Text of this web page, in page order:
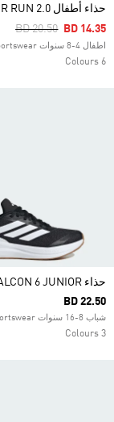
حذاء أطفال TENSAUR RUN 2.0
Price Reduced
BD 20.50ToBD 14.35
اطفال 4-8 سنوات Sportswear
6 Colours
حذاء RUNFALCON 6 JUNIOR
BD 22.50
شباب 8-16 سنوات Sportswear
3 Colours